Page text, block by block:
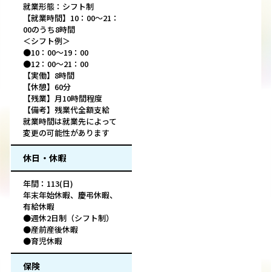
就業形態：シフト制
【就業時間】10：00～21：
00のうち8時間
＜シフト例＞
●10：00～19：00
●12：00～21：00
【実働】8時間
【休憩】60分
【残業】月10時間程度
【備考】残業代全額支給
就業時間は就業先によって
変更の可能性があります
休日・休暇
年間：113(日)
年末年始休暇、慶弔休暇、
有給休暇
●週休2日制（シフト制）
●産前産後休暇
●育児休暇
保険